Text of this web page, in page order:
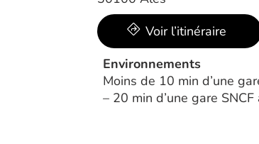
Voir l’itinéraire
Environnements
Moins de 10 min d’une
– 20 min d’une gare